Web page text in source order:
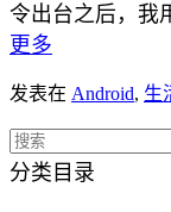
令出台之后，我
更多
发表在 Android, 生
分类目录